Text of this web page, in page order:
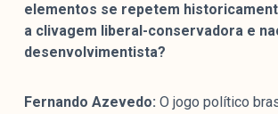
elementos se repetem
a clivagem liberal-conservadora e
desenvolvimentista?
Fernando Azevedo: O jogo político